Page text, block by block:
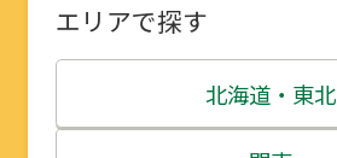
エリアで探す
北海道・東北